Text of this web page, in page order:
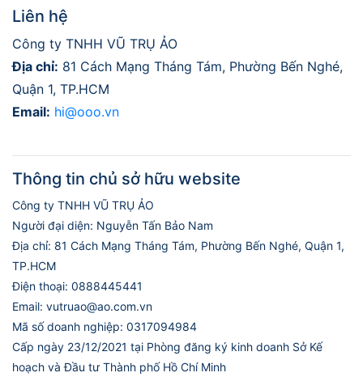
Liên hệ
Công ty TNHH VŨ TRỤ ẢO
Địa chỉ: 81 Cách Mạng Tháng Tám, Phường Bến Nghé,
Quận 1, TP.HCM
Email: hi@ooo.vn
Thông tin chủ sở hữu website
Công ty TNHH VŨ TRỤ ẢO
Người đại diện: Nguyễn Tấn Bảo Nam
Địa chỉ: 81 Cách Mạng Tháng Tám, Phường Bến Nghé, Quận 1,
TP.HCM
Điện thoại: 0888445441
Email: vutruao@ao.com.vn
Mã số doanh nghiệp: 0317094984
Cấp ngày 23/12/2021 tại Phòng đăng ký kinh doanh Sở Kế
hoạch và Đầu tư Thành phố Hồ Chí Minh